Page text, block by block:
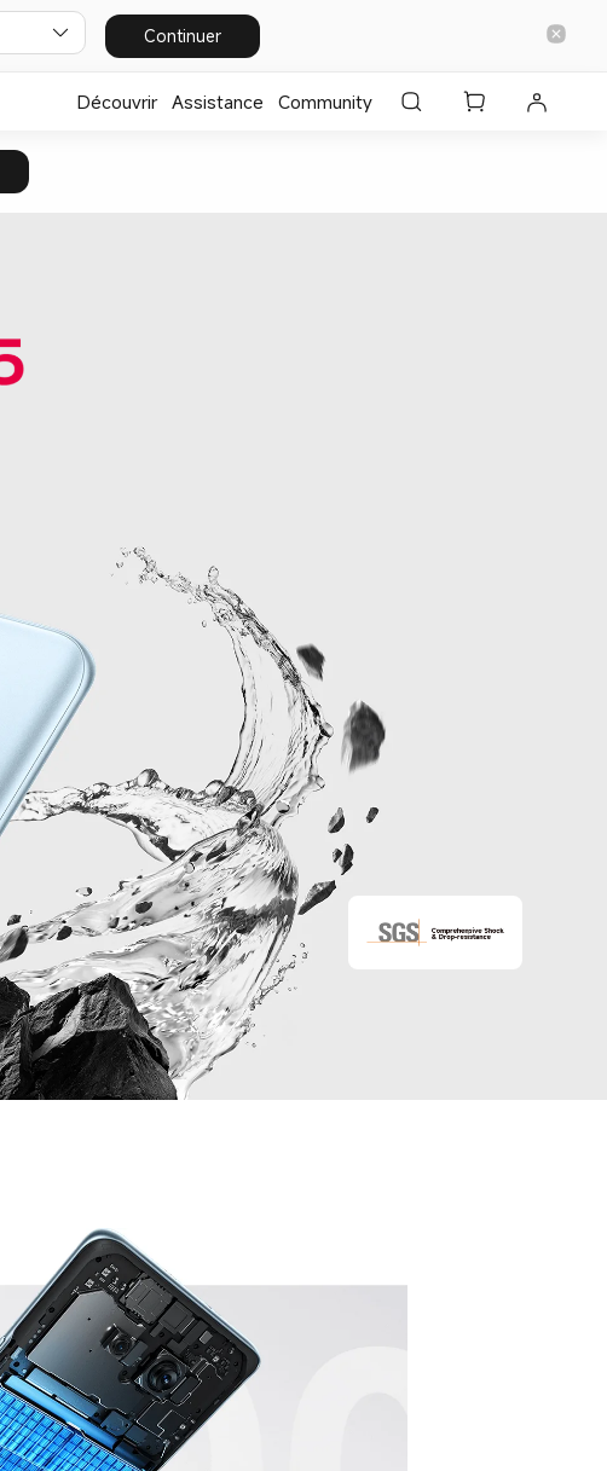
Continuer
Découvrir Assistance Community